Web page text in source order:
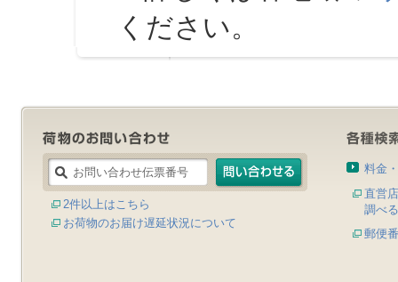
ください。
2件以上はこちら
お荷物のお届け遅延状況について
料金
直営
調べる
郵便